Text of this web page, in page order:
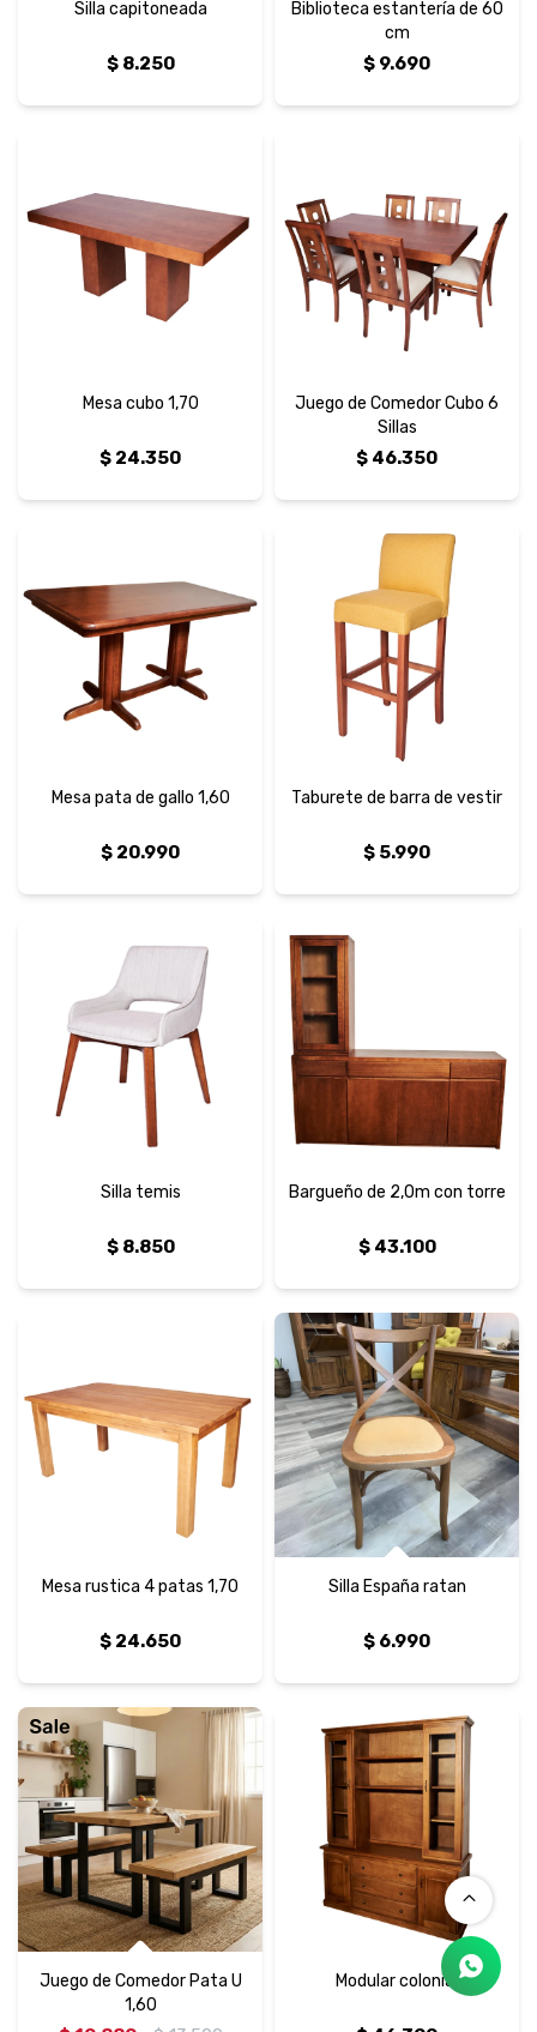
Silla capitoneada
$ 8.250
Biblioteca estantería de 60
cm
$ 9.690
Mesa cubo 1,70
$ 24.350
Juego de Comedor Cubo 6
Sillas
$ 46.350
Mesa pata de gallo 1,60
$ 20.990
Taburete de barra de vestir
$ 5.990
Silla temis
$ 8.850
Bargueño de 2,0m con torre
$ 43.100
Mesa rustica 4 patas 1,70
$ 24.650
Silla España ratan
$ 6.990
Juego de Comedor Pata U
1,60
Modular colonial